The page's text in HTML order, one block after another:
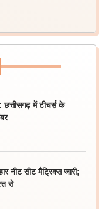
में टीचर्स के
सीट मैट्रिक्स जारी;
से